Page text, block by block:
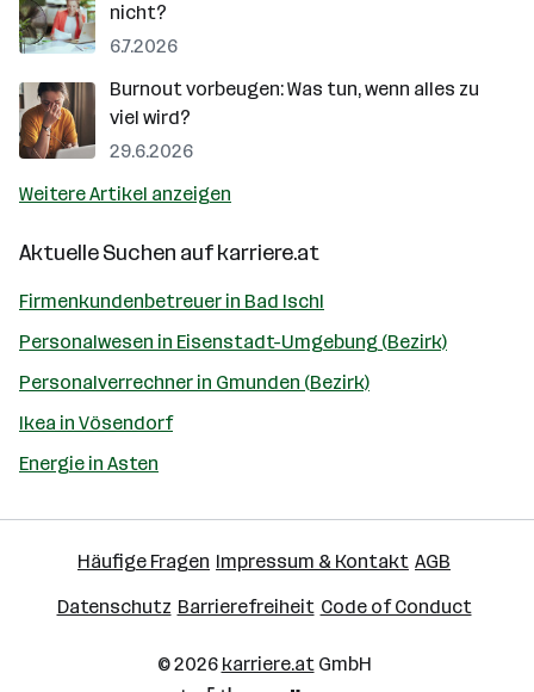
nicht?
6.7.2026
Burnout vorbeugen: Was tun, wenn alles zu
viel wird?
29.6.2026
Weitere Artikel anzeigen
Aktuelle Suchen aufkarriere.at
Firmenkundenbetreuer in Bad Ischl
Personalwesen in Eisenstadt-Umgebung (Bezirk)
Personalverrechner in Gmunden (Bezirk)
Ikea in Vösendorf
Energie in Asten
Häufige Fragen Impressum & Kontakt AGB
Datenschutz Barrierefreiheit Code of Conduct
© 2026 karriere.atGmbH